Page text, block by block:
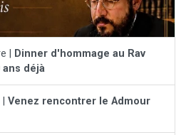
|
Dinner d'hommage au Rav
déjà
Venez rencontrer le Admour